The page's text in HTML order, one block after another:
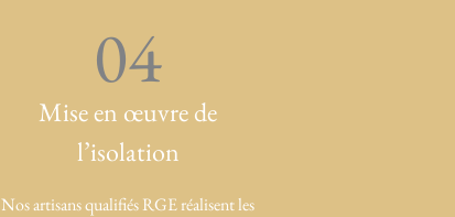
04
Mise en œuvre de
l’isolation
Nos artisans qualifiés RGE réalisent les